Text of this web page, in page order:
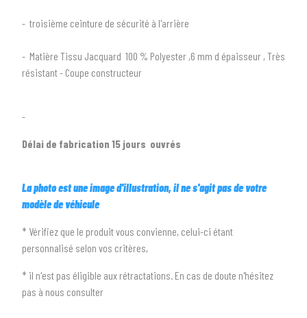
Toutes les marques
arrow_drop_down
Tous les modèles
- troisième ceinture de sécurité à l'arrière
- Matière Tissu Jacquard 100 % Polyester ,6 mm d épaisseur , Très
résistant - Coupe constructeur
-
Délai de fabrication 15 jours ouvrés
La photo est une image d'illustration, il ne s'agit pas de votre
modèle de véhicule
* Vérifiez que le produit vous convienne, celui-ci étant
personnalisé selon vos critères,
* il n'est pas éligible aux rétractations. En cas de doute n'hésitez
pas à nous consulter